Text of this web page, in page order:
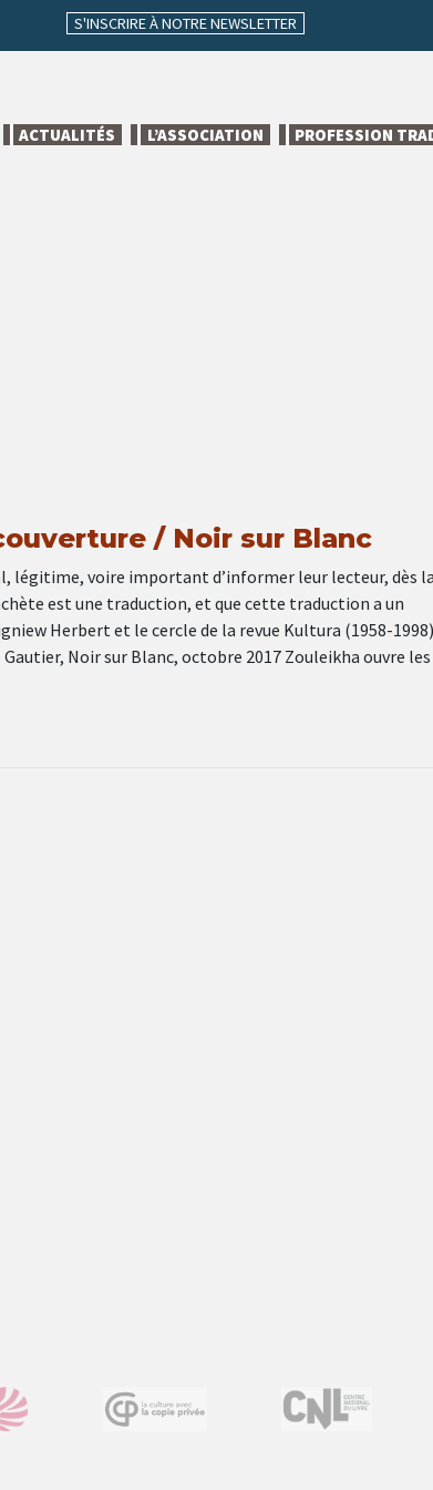
S'INSCRIRE À NOTRE NEWSLETTER
ACTUALITÉS L’ASSOCIATION PROFESSION
/ Noir sur Blanc
légitime, voire important d’informer leur lecteur, dès la
est une traduction, et que cette traduction a un
Herbert et le cercle de la revue Kultura (1958-
Noir sur Blanc, octobre 2017 Zouleikha ouvre les